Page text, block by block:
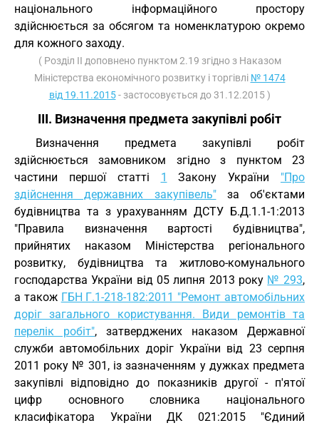
національного інформаційного простору
здійснюється за обсягом та номенклатурою окремо
для кожного заходу.
( Розділ II доповнено пунктом 2.19 згідно з Наказом
Міністерства економічного розвитку і торгівлі № 1474
від 19.11.2015- застосовується до 31.12.2015 )
III. Визначення предмета закупівлі робіт
Визначення предмета закупівлі робіт
здійснюється замовником згідно з пунктом 23
частини першої статті 1 Закону України "Про
здійснення державних закупівель"за об'єктами
будівництва та з урахуванням ДСТУ Б.Д.1.1-1:2013
"Правила визначення вартості будівництва",
прийнятих наказом Міністерства регіонального
розвитку, будівництва та житлово-комунального
господарства України від 05 липня 2013 року № 293,
а також ГБН Г.1-218-182:2011 "Ремонт автомобільних
доріг загального користування. Види ремонтів та
перелік робіт", затверджених наказом Державної
служби автомобільних доріг України від 23 серпня
2011 року № 301, із зазначенням у дужках предмета
закупівлі відповідно до показників другої - п'ятої
цифр основного словника національного
класифікатора України ДК 021:2015 "Єдиний